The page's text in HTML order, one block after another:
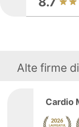
Alte firme
Cardio